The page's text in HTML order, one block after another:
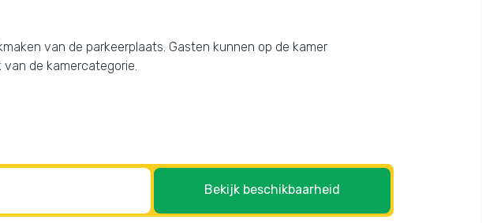
van de parkeerplaats. Gasten kunnen op de kamer
van de kamercategorie.
Bekijk beschikbaarheid